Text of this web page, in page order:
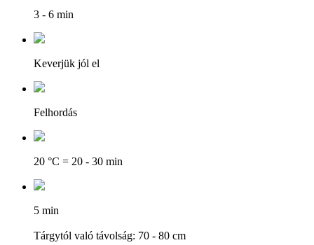
3 - 6 min
Keverjük jól el
Felhordás
20 °C = 20 - 30 min
5 min
Tárgytól való távolság: 70 - 80 cm